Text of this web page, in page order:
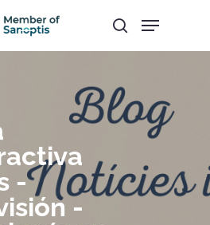
or ESC to close
-
-